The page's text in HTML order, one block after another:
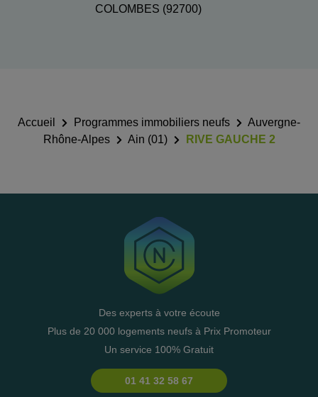
COLOMBES (92700)
Accueil Programmes immobiliers neufs
Auvergne-
Rhône-Alpes
Ain (01) RIVE GAUCHE 2
Des experts à votre écoute
Plus de 20 000 logements neufs à Prix Promoteur
Un service 100% Gratuit
01 41 32 58 67